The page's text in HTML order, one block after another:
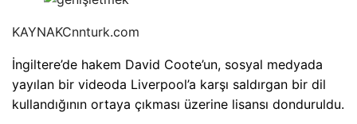
KAYNAKCnnturk.com
İngiltere’de hakem David Coote’un, sosyal medyada
yayılan bir videoda Liverpool’a karşı saldırgan bir dil
kullandığının ortaya çıkması üzerine lisansı donduruldu.